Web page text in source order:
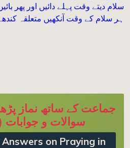
سلام دیتے وقت پہلے دائیں اور پھر
ہر سلام کے وقت آنکھیں متعلقہ
سوالات و
on Praying in